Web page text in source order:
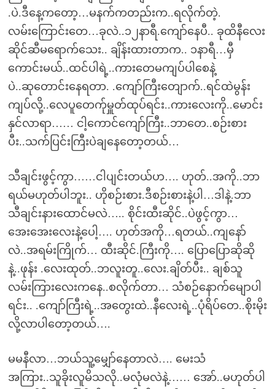
.ပဲ.ဒီနေ့ကတော့…မနက်ကတည်းက..ရလိုက်တဲ့.
လမ်းကြောင်းတေ…ခုလဲ..၁၂နာရီ.ကျော်နေပီ.. ခုထိနီလေး
ဆိုင်ဆီမရောက်သေး.. ချိန်းထားတာက.. ၁နာရီ…မှီ
ကောင်းမယ်..ထင်ပါရဲ့..ကားတေမကျပ်ပါစေနဲ့
ပဲ..ဆုတောင်းနေရတာ. .ကျော်ကြီးတျောက်..ရင်ထဲမွန်း
ကျပ်လို့..လေပူတေက်ုမှူတ်ထုပ်ရင်း..ကားလေးကို..မောင်း
နှင်လာရာ…… ငါ့ကောင်ကျော်ကြီး..ဘာတေ..စဉ်းစား
ပီး..သက်ပြင်းကြီးပဲချနေတော့တယ်…
သီချင်းဖွင့်ကွာ……ငါပျင်းတယ်ဟ…. ဟုတ်..အကို..ဘာ
ရယ်မဟုတ်ပါဘူး.. ဟိုစဉ်းစား.ဒီစဉ်းစားနဲ့ပါ…ဒါနဲ့.ဘာ
သီချင်းနားထောင်မလဲ….. စိုင်းထီးဆိုင်..ပဲဖွင့်ကွာ…
အေးအေးလေးနဲ့ပေါ့…. ဟုတ်အကို…ရတယ်..ကျနော်
လဲ..အရမ်းကြိုက်… ထီးဆိုင်.ကြီးကို…. ပြောပြောဆိုဆို
နဲ့..ဖုန်း .လေးထုတ်..ဘလူးတူ..လေး.ချိတ်ပီး.. ချစ်သူ
လမ်းကြားလေးကနေ..စလိုက်တာ… သံစဉ်နောက်မျောပါ
ရင်း.. .ကျော်ကြီးရဲ့..အတွေးထဲ..နီလေးရဲ့..ပုံရိပ်တေ..စိုးမိုး
လို့လာပါတော့တယ်….
မမနီလာ…ဘယ်သူ့မျှော်နေတာလဲ…. မေးသံ
အကြား..သူခိုးလူမိသလို..မလုံမလဲနဲ့…… အော်..မဟုတ်ပါ